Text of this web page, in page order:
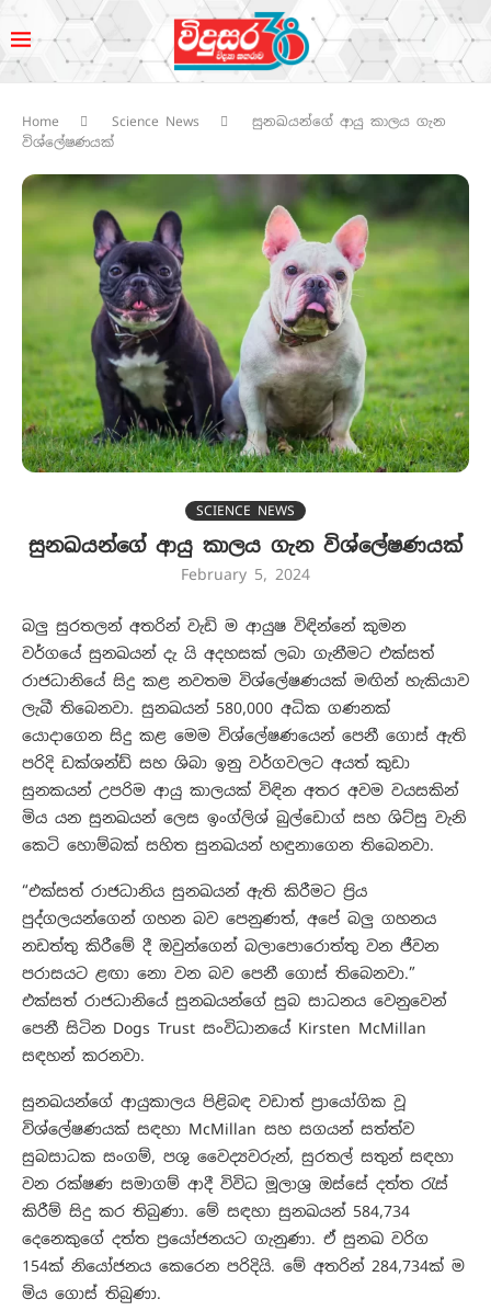
Home Science News
සුනඛයන්ගේ ආයු කාලය ගැන
විශ්ලේෂණයක්
SCIENCE NEWS
සුනඛයන්ගේ ආයු කාලය ගැන විශ්ලේෂණයක්
February 5, 2024
බලු සුරතලන් අතරින් වැඩි ම ආයුෂ විඳින්නේ කුමන
වර්ගයේ සුනඛයන් දැ යි අදහසක් ලබා ගැනීමට එක්සත්
රාජධානියේ සිදු කළ නවතම විශ්ලේෂණයක් මඟින් හැකියාව
ලැබී තිබෙනවා. සුනඛයන් 580,000 අධික ගණනක්
යොදාගෙන සිදු කළ මෙම විශ්ලේෂණයෙන් පෙනී ගොස් ඇති
පරිදි ඩක්ශන්ඩ් සහ ශිබා ඉනු වර්ගවලට අයත් කුඩා
සුනකයන් උපරිම ආයු කාලයක් විඳින අතර අවම වයසකින්
මිය යන සුනඛයන් ලෙස ඉංග්ලිශ් බුල්ඩොග් සහ ශිට්සු වැනි
කෙටි හොම්බක් සහිත සුනඛයන් හඳුනාගෙන තිබෙනවා.
“එක්සත් රාජධානිය සුනඛයන් ඇති කිරීමට ප්‍රිය
පුද්ගලයන්ගෙන් ගහන බව පෙනුණත්, අපේ බලු ගහනය
නඩත්තු කිරීමේ දී ඔවුන්ගෙන් බලාපොරොත්තු වන ජීවන
පරාසයට ළඟා නො වන බව පෙනී ගොස් තිබෙනවා.”
එක්සත් රාජධානියේ සුනඛයන්ගේ සුබ සාධනය වෙනුවෙන්
පෙනී සිටින Dogs Trust සංවිධානයේ Kirsten McMillan
සඳහන් කරනවා.
සුනඛයන්ගේ ආයුකාලය පිළිබඳ වඩාත් ප්‍රායෝගික වූ
විශ්ලේෂණයක් සඳහා McMillan සහ සගයන් සත්ත්ව
සුබසාධක සංගම්, පශු වෛද්‍යවරුන්, සුරතල් සතුන් සඳහා
වන රක්ෂණ සමාගම් ආදී විවිධ මූලාශ්‍ර ඔස්සේ දත්ත රැස්
කිරීම් සිදු කර තිබුණා. මේ සඳහා සුනඛයන් 584,734
දෙනෙකුගේ දත්ත ප්‍රයෝජනයට ගැනුණා. ඒ සුනඛ වරිග
154ක් නියෝජනය කෙරෙන පරිදියි. මේ අතරින් 284,734ක් ම
මිය ගොස් තිබුණා.